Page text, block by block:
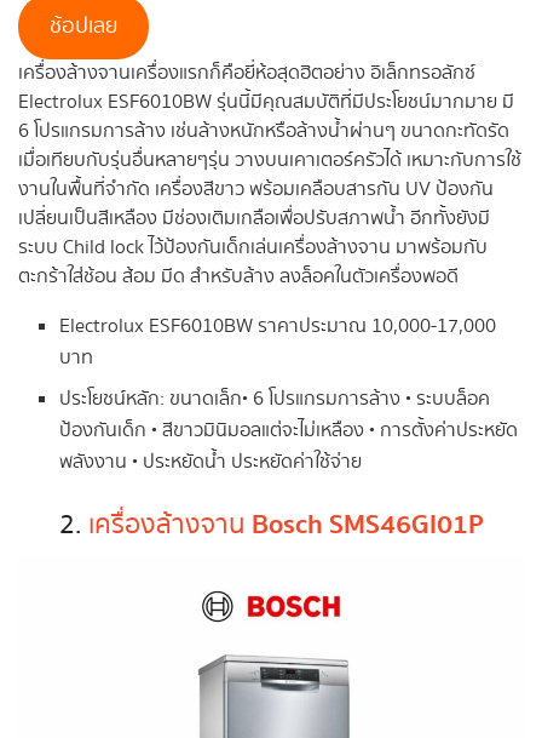
ช้อปเลย
เครื่องล้างจานเครื่องแรกก็คือยี่ห้อสุดฮิตอย่าง อิเล็กทรอลักซ์
Electrolux ESF6010BW รุ่นนี้มีคุณสมบัติที่มีประโยชน์มากมาย มี
6 โปรแกรมการล้าง เช่นล้างหนักหรือล้างน้ำผ่านๆ ขนาดกะทัดรัด
เมื่อเทียบกับรุ่นอื่นหลายๆรุ่น วางบนเคาเตอร์ครัวได้ เหมาะกับการใช้
งานในพื้นที่จำกัด เครื่องสีขาว พร้อมเคลือบสารกัน UV ป้องกัน
เปลี่ยนเป็นสีเหลือง มีช่องเติมเกลือเพื่อปรับสภาพน้ำ อีกทั้งยังมี
ระบบ Child lock ไว้ป้องกันเด็กเล่นเครื่องล้างจาน มาพร้อมกับ
ตะกร้าใส่ช้อน ส้อม มีด สำหรับล้าง ลงล็อคในตัวเครื่องพอดี
Electrolux ESF6010BW ราคาประมาณ 10,000-17,000
บาท
ประโยชน์หลัก: ขนาดเล็ก• 6 โปรแกรมการล้าง • ระบบล็อค
ป้องกันเด็ก • สีขาวมินิมอลแต่จะไม่เหลือง • การตั้งค่าประหยัด
พลังงาน • ประหยัดน้ำ ประหยัดค่าใช้จ่าย
2. เครื่องล้างจาน Bosch SMS46GI01P